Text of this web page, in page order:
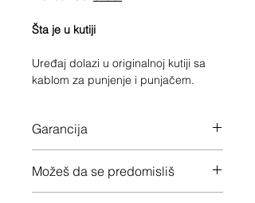
Šta je u kutiji
Uređaj dolazi u originalnoj kutiji sa
kablom za punjenje i punjačem.
Garancija
Možeš da se predomisliš